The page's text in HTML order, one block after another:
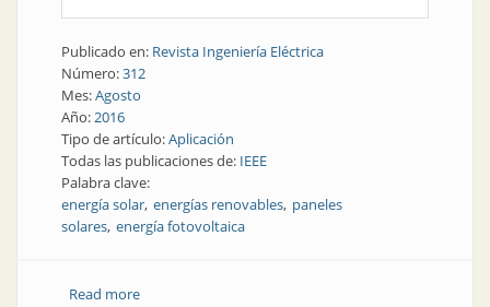
Publicado en: Revista Ingeniería Eléctrica
Número:312
Mes:Agosto
Año:2016
Tipo de artículo:Aplicación
Todas las publicaciones de: IEEE
Palabra clave:
energía solar energías renovables paneles
solares energía fotovoltaica
Read moreabout Energías alternativas | San Juan apostó a la